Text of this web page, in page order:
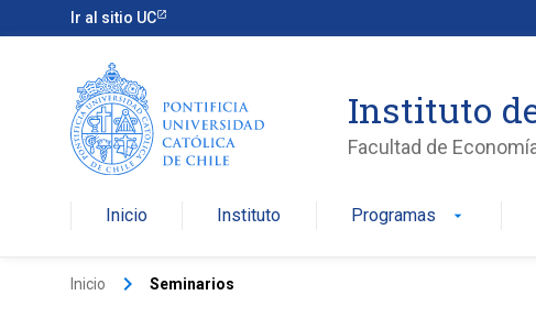
Ir al sitio UC
Instituto
Facultad de
Inicio Instituto Programas arrow_drop_down
Inicio keyboard_arrow_right Seminarios